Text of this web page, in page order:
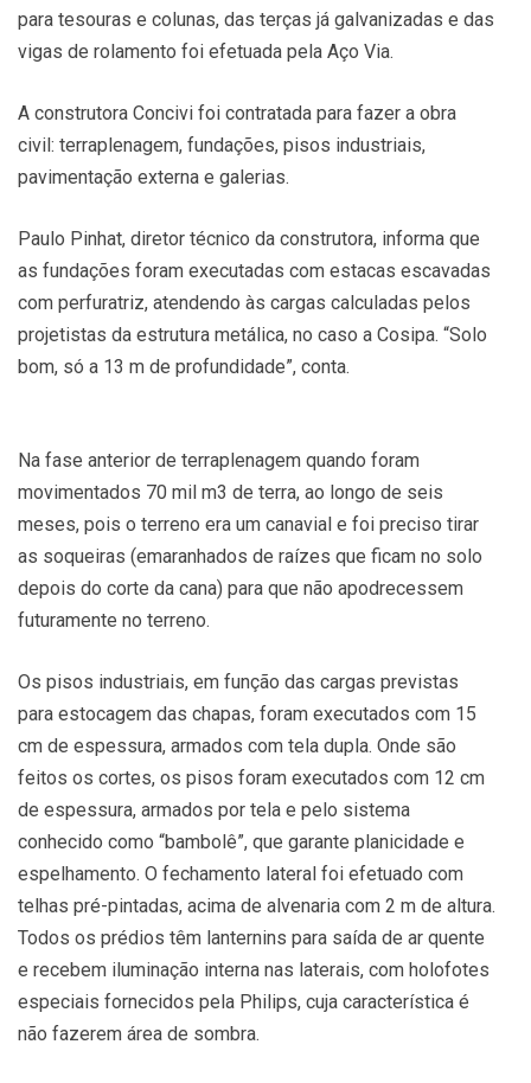
para tesouras e colunas, das terças já galvanizadas e das
vigas de rolamento foi efetuada pela Aço Via.
A construtora Concivi foi contratada para fazer a obra
civil: terraplenagem, fundações, pisos industriais,
pavimentação externa e galerias.
Paulo Pinhat, diretor técnico da construtora, informa que
as fundações foram executadas com estacas escavadas
com perfuratriz, atendendo às cargas calculadas pelos
projetistas da estrutura metálica, no caso a Cosipa. “Solo
bom, só a 13 m de profundidade”, conta.
Na fase anterior de terraplenagem quando foram
movimentados 70 mil m3 de terra, ao longo de seis
meses, pois o terreno era um canavial e foi preciso tirar
as soqueiras (emaranhados de raízes que ficam no solo
depois do corte da cana) para que não apodrecessem
futuramente no terreno.
Os pisos industriais, em função das cargas previstas
para estocagem das chapas, foram executados com 15
cm de espessura, armados com tela dupla. Onde são
feitos os cortes, os pisos foram executados com 12 cm
de espessura, armados por tela e pelo sistema
conhecido como “bambolê”, que garante planicidade e
espelhamento. O fechamento lateral foi efetuado com
telhas pré-pintadas, acima de alvenaria com 2 m de altura.
Todos os prédios têm lanternins para saída de ar quente
e recebem iluminação interna nas laterais, com holofotes
especiais fornecidos pela Philips, cuja característica é
não fazerem área de sombra.